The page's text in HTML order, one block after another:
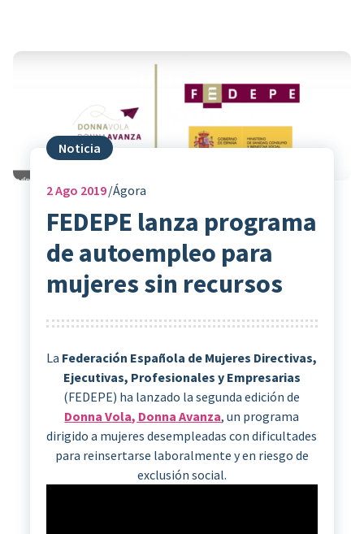
Noticia
2Ago 2019 Ágora
FEDEPE lanza programa
de autoempleo para
mujeres sin recursos
La Federación Española de Mujeres Directivas,
Ejecutivas, Profesionales y Empresarias
(FEDEPE) ha lanzado la segunda edición de
Donna Vola, Donna Avanza, un programa
dirigido a mujeres desempleadas con dificultades
para reinsertarse laboralmente y en riesgo de
exclusión social.